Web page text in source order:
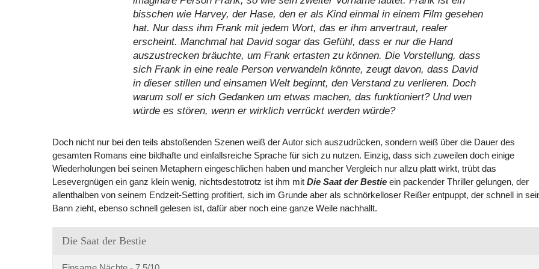
bisschen wie Harvey, der Hase, den er als Kind einmal in einem Film gesehen
hat. Nur dass ihm Frank mit jedem Wort, das er ihm anvertraut, realer
erscheint. Manchmal hat David sogar das Gefühl, dass er nur die Hand
auszustrecken bräuchte, um Frank ertasten zu können. Die Vorstellung, dass
sich Frank in eine reale Person verwandeln könnte, zeugt davon, dass David
in dieser stillen und einsamen Welt beginnt, den Verstand zu verlieren. Doch
warum soll er sich Gedanken um etwas machen, das funktioniert? Und wen
würde es stören, wenn er wirklich verrückt werden würde?
Doch nicht nur bei den teils abstoßenden Szenen weiß der Autor sich auszudrücken, sondern weiß über die Dauer des
gesamten Romans eine bildhafte und einfallsreiche Sprache für sich zu nutzen. Einzig, dass sich zuweilen doch einige
Wiederholungen bei seinen Metaphern eingeschlichen haben und mancher Vergleich nur allzu platt wirkt, trübt das
Lesevergnügen ein ganz klein wenig, nichtsdestotrotz ist ihm mit Die Saat der Bestie ein packender Thriller gelungen, der
allenthalben von seinem Endzeit-Setting profitiert, sich im Grunde aber als schnörkelloser Reißer entpuppt, der schnell in
Bann zieht, ebenso schnell gelesen ist, dafür aber noch eine ganze Weile nachhallt.
Die Saat der Bestie